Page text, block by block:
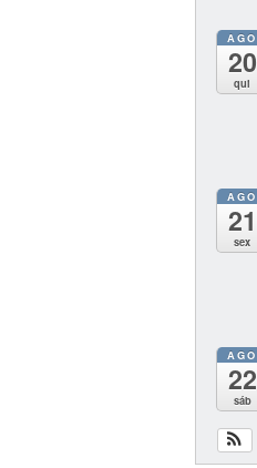
AGO
20
qui
AGO
21
sex
AGO
22
sáb